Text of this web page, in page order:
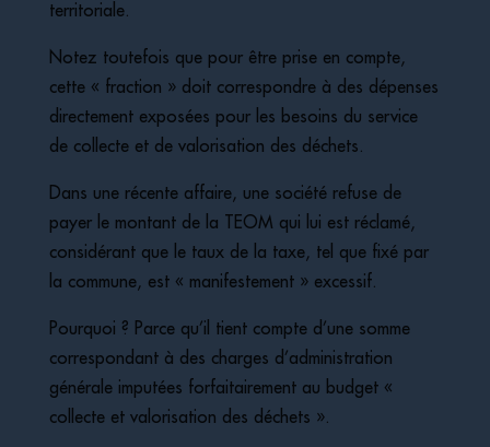
territoriale.
Notez toutefois que pour être prise en compte,
cette « fraction » doit correspondre à des dépenses
directement exposées pour les besoins du service
de collecte et de valorisation des déchets.
Dans une récente affaire, une société refuse de
payer le montant de la TEOM qui lui est réclamé,
considérant que le taux de la taxe, tel que fixé par
la commune, est « manifestement » excessif.
Pourquoi ? Parce qu’il tient compte d’une somme
correspondant à des charges d’administration
générale imputées forfaitairement au budget «
collecte et valorisation des déchets ».